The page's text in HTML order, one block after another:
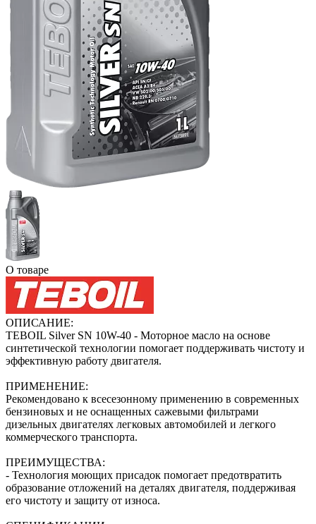
О товаре
ОПИСАНИЕ:
TEBOIL Silver SN 10W-40 - Моторное масло на основе
синтетической технологии помогает поддерживать чистоту и
эффективную работу двигателя.
ПРИМЕНЕНИЕ:
Рекомендовано к всесезонному применению в современных
бензиновых и не оснащенных сажевыми фильтрами
дизельных двигателях легковых автомобилей и легкого
коммерческого транспорта.
ПРЕИМУЩЕСТВА:
- Технология моющих присадок помогает предотвратить
образование отложений на деталях двигателя, поддерживая
его чистоту и защиту от износа.